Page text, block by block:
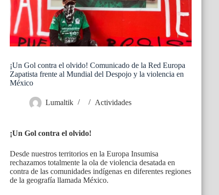
¡Un Gol contra el olvido! Comunicado de la Red Europa
Zapatista frente al Mundial del Despojo y la violencia en
México
Lumaltik Actividades
¡Un Gol contra el olvido!
Desde nuestros territorios en la Europa Insumisa
rechazamos totalmente la ola de violencia desatada en
contra de las comunidades indígenas en diferentes regiones
de la geografía llamada México.